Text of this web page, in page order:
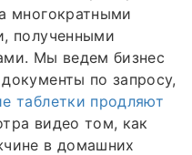
многократными
полученными
Мы ведем бизнес
по запросу,
таблетки продляют
видео том, как
в домашних